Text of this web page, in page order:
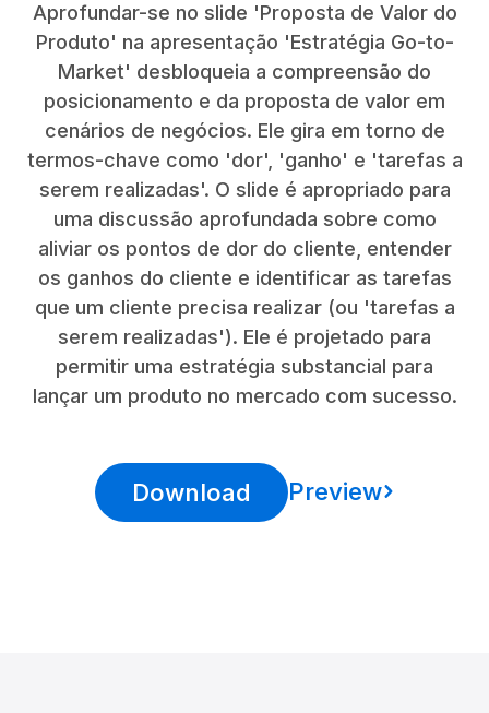
Aprofundar-se no slide 'Proposta de Valor do
Produto' na apresentação 'Estratégia Go-to-
Market' desbloqueia a compreensão do
posicionamento e da proposta de valor em
cenários de negócios. Ele gira em torno de
termos-chave como 'dor', 'ganho' e 'tarefas a
serem realizadas'. O slide é apropriado para
uma discussão aprofundada sobre como
aliviar os pontos de dor do cliente, entender
os ganhos do cliente e identificar as tarefas
que um cliente precisa realizar (ou 'tarefas a
serem realizadas'). Ele é projetado para
permitir uma estratégia substancial para
lançar um produto no mercado com sucesso.
Download Preview